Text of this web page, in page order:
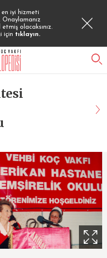
en iyi hizmeti
olacaksınız.
için tıklayın.